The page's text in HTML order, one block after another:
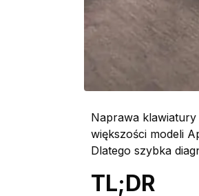
Naprawa klawiatury
większości modeli
Dlatego szybka
TL;DR